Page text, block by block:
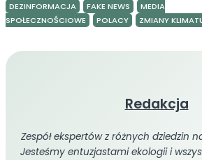
DEZINFORMACJA FAKE NEWS
MEDIA
SPOŁECZNOŚCIOWE
POLACY ZMIANY
Redakcja
Zespół ekspertów z różnych dziedzin
Jesteśmy entuzjastami ekologii i